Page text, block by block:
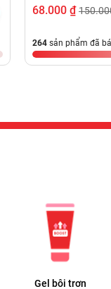
68.000 ₫
264 sản phẩm đã
Gel bôi trơn